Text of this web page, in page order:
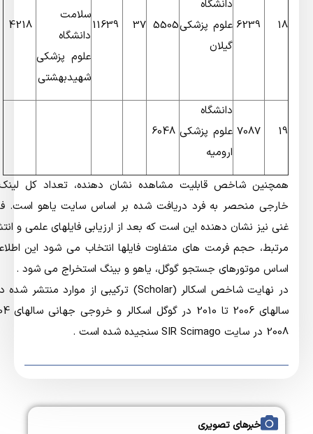
6239
دانشگاه
علوم پزشکی5505
37
11639
سلامت
دانشگاه
علوم پزشکی
شهیدبهشتی
7087
دانشگاه
علوم پزشکی
ارومیه
6048
همچنین شاخص قابلیت مشاهده نشان دهنده، تعداد کل لینک های
خارجی منحصر به فرد دریافت شده بر اساس سایت یاهو است. فایلهای
غنی نیز نشان دهنده این است که بعد از ارزیابی فایلهای علمی و انتشاراتی
مرتبط، حجم فرمت های متفاوت فایلها انتخاب می شود این اطلاعات بر
اساس موتورهای جستجو گوگل، یاهو و بینگ استخراج می شود .
در نهایت شاخص اسکالر (Scholar) ترکیبی از موارد منتشر شده در بین
سالهای 2006 تا 2010 در گوگل اسکالر و خروجی جهانی سالهای 2004 تا
خبرهای تصویری